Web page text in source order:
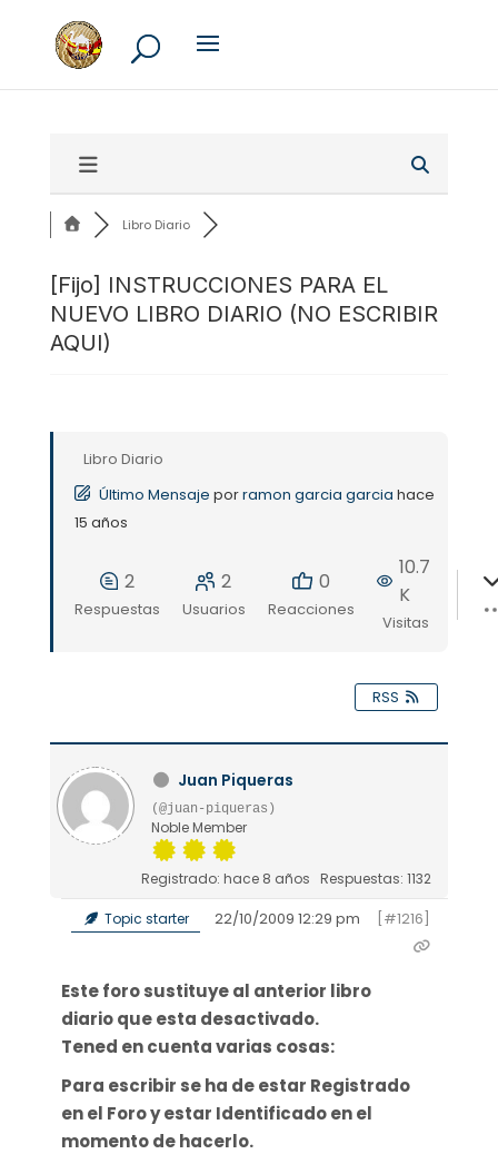
Libro Diario
[Fijo] INSTRUCCIONES PARA EL
NUEVO LIBRO DIARIO (NO ESCRIBIR
AQUI)
Libro Diario
Último Mensaje porramon garcia garcia hace
15 años
2
Respuestas
2
Usuarios
0
Reacciones
10.7
K
Visitas
RSS
Juan Piqueras
(@juan-piqueras)
Noble Member
Registrado: hace 8 años Respuestas: 1132
Topic starter 22/10/2009 12:29 pm [#1216]
Este foro sustituye al anterior libro
diario que esta desactivado.
Tened en cuenta varias cosas:
Para escribir se ha de estar Registrado
en el Foro y estar Identificado en el
momento de hacerlo.